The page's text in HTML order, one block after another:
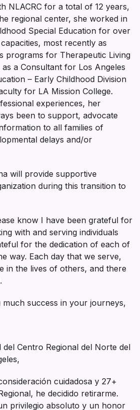
NLACRC for a total of 12 years,
regional center, she worked in
Special Education for over
most recently as
programs for Therapeutic Living
a Consultant for Los Angeles
– Early Childhood Division
for LA Mission College.
experiences, her
been to support, advocate
to all families of
delays and/or
will provide supportive
during this transition to
know I have been grateful for
with and serving individuals
for the dedication of each of
way. Each day that we serve,
in the lives of others, and there
success in your journeys,
del Centro Regional del Norte del
cuidadosa y 27+
he decidido retirarme.
privilegio absoluto y un honor